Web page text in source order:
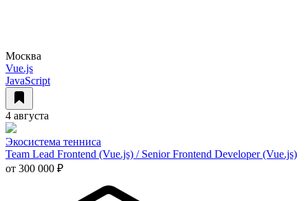
Москва
Vue.js
JavaScript
4 августа
Экосистема тенниса
Team Lead Frontend (Vue.js) / Senior Frontend Developer (Vue.js)
от 300 000 ₽